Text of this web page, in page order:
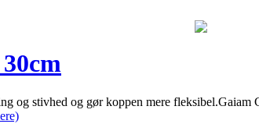
og stivhed og gør koppen mere